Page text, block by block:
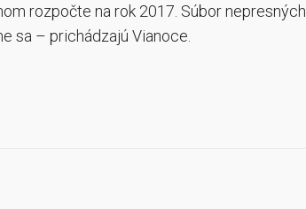
rozpočte na rok 2017. Súbor nepresných
sa – prichádzajú Vianoce.